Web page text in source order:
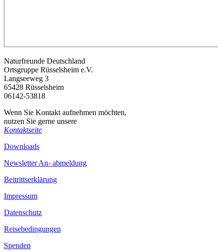
Naturfreunde Deutschland
Ortsgruppe Rüsselsheim e.V.
Langseeweg 3
65428 Rüsselsheim
06142-53818
Wenn Sie Kontakt aufnehmen möchten,
nutzen Sie gerne unsere
Kontaktseite
Downloads
Newsletter An- abmeldung
Beitrittserklärung
Impressum
Datenschutz
Reisebedingungen
Spenden